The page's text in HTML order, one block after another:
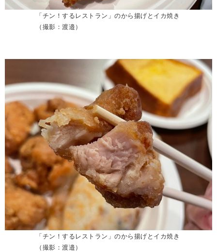
「チン！するレストラン」のから揚げとイカ焼き
（撮影：渡邉）
「チン！するレストラン」のから揚げとイカ焼き
（撮影：渡邉）